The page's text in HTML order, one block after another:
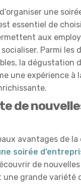
une
essentiel de
aux
Parmi les
la dégustation
une expérience à
de
avantages de
soirée
de
une grande variété